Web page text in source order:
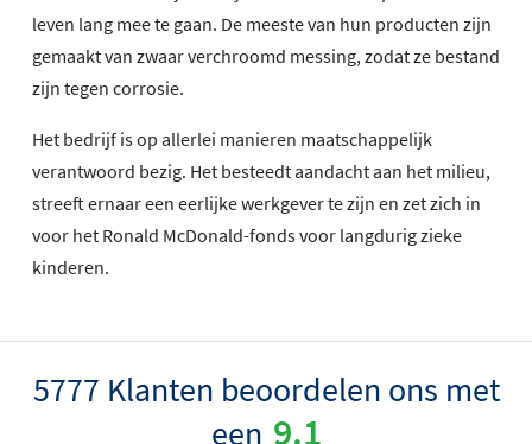
leven lang mee te gaan. De meeste van hun producten zijn
gemaakt van zwaar verchroomd messing, zodat ze bestand
zijn tegen corrosie.
Het bedrijf is op allerlei manieren maatschappelijk
verantwoord bezig. Het besteedt aandacht aan het milieu,
streeft ernaar een eerlijke werkgever te zijn en zet zich in
voor het Ronald McDonald-fonds voor langdurig zieke
kinderen.
5777 Klanten beoordelen ons met
een 9.1